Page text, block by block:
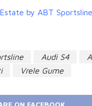
Audi S4
Vrele Gume